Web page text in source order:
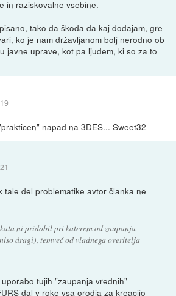
in raziskovalne vsebine.
tako da škoda da kaj dodajam, gre
ko je nam državljanom bolj nerodno ob
javne uprave, kot pa ljudem, ki so za to
napad na 3DES...Sweet32
tale del problematike avtor članka ne
ni pridobil pri katerem od zaupanja
dragi), temveč od vladnega overitelja
uporabo tujih "zaupanja vrednih"
dal v roke vsa orodja za kreacijo